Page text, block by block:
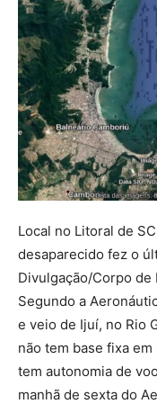
Local no Litoral de
desaparecido fez o
Divulgação/Corpo de
Segundo a
e veio de Ijuí, no Rio
não tem base fixa
tem autonomia de
manhã de sexta do